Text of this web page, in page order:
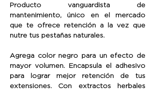
Producto vanguardista de
mantenimiento, único en el mercado
que te ofrece retención a la vez que
nutre tus pestañas naturales.
Agrega color negro para un efecto de
mayor volumen. Encapsula el adhesivo
para lograr mejor retención de tus
extensiones. Con extractos herbales